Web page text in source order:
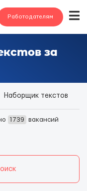
Работодателям
за
Наборщик текстов
1739
вакансий